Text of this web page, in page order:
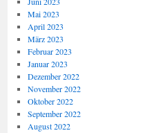
Mai 2023
April 2023
März 2023
Februar 2023
Januar 2023
Dezember 2022
November 2022
Oktober 2022
September 2022
August 2022